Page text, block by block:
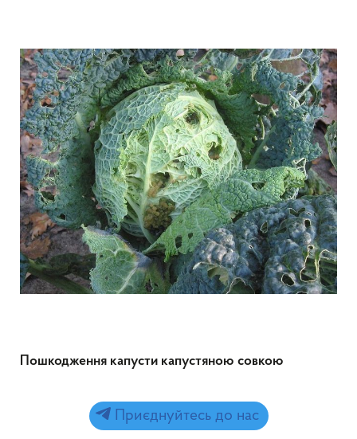
Пошкодження капусти капустяною совкою
Приєднуйтесь до нас